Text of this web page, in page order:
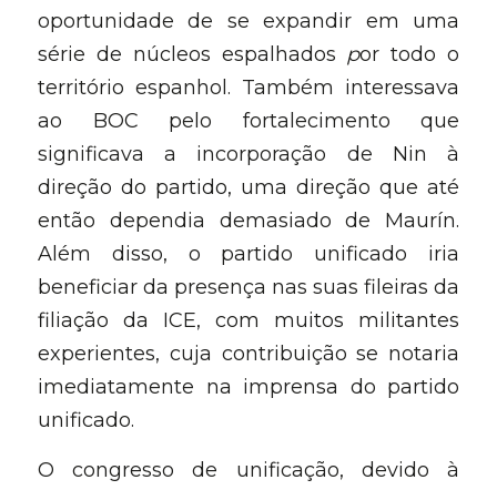
oportunidade de se expandir em uma
série de núcleos espalhados por todo o
território espanhol. Também interessava
ao BOC pelo fortalecimento que
significava a incorporação de Nin à
direção do partido, uma direção que até
então dependia demasiado de Maurín.
Além disso, o partido unificado iria
beneficiar da presença nas suas fileiras da
filiação da ICE, com muitos militantes
experientes, cuja contribuição se notaria
imediatamente na imprensa do partido
unificado.
O congresso de unificação, devido à